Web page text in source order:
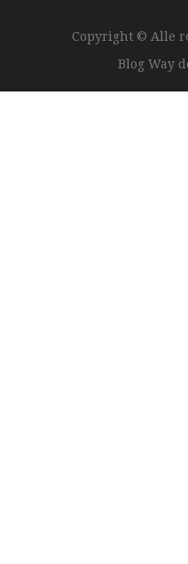
Copyright © Alle
Blog Way